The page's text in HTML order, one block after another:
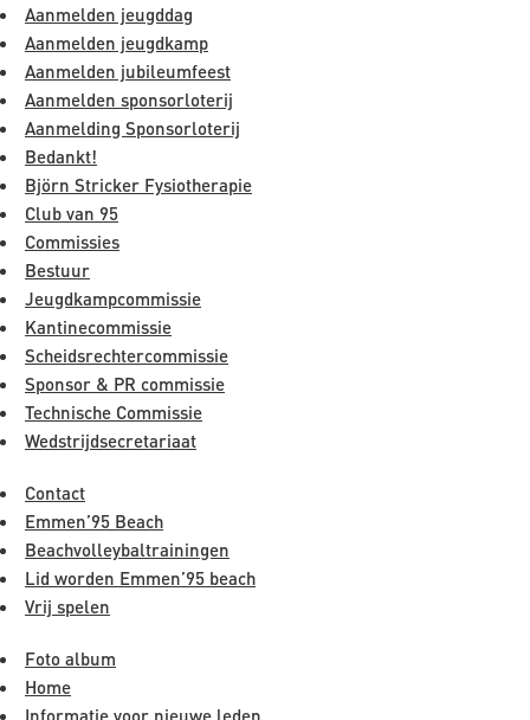
Aanmelden jeugddag
Aanmelden jeugdkamp
Aanmelden jubileumfeest
Aanmelden sponsorloterij
Aanmelding Sponsorloterij
Bedankt!
Björn Stricker Fysiotherapie
Club van 95
Commissies
Bestuur
Jeugdkampcommissie
Kantinecommissie
Scheidsrechtercommissie
Sponsor & PR commissie
Technische Commissie
Wedstrijdsecretariaat
Contact
Emmen’95 Beach
Beachvolleybaltrainingen
Lid worden Emmen’95 beach
Vrij spelen
Foto album
Home
Informatie voor nieuwe leden